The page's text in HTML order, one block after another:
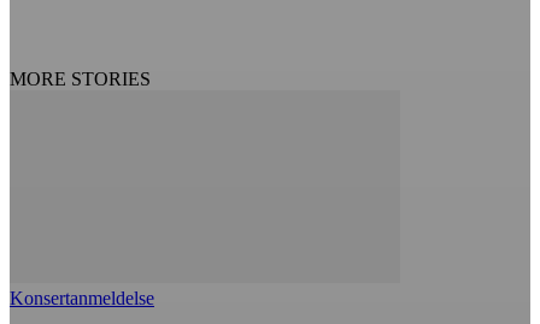
MORE STORIES
Konsertanmeldelse